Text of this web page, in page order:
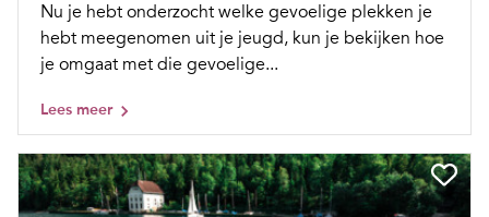
Nu je hebt onderzocht welke gevoelige plekken je
hebt meegenomen uit je jeugd, kun je bekijken hoe
je omgaat met die gevoelige...
Lees meer